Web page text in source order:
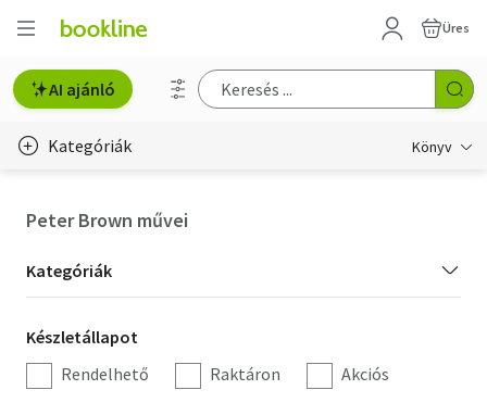
Üres
AI ajánló
Kategóriák Könyv
Hobbi, szabadidő
Irodalom
Peter Brown művei
Kategória
szűrés
Kategóriák
Készletállapot
szűrés
Készletállapot
Rendelhető
Raktáron Akciós